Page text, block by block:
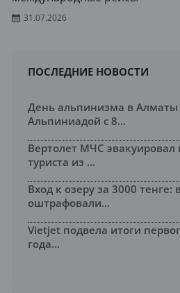
31.07.2026
ПОСЛЕДНИЕ НОВОСТИ
День альпинизма в
Альпиниадой с 8...
Вертолет МЧС эвакуировал
туриста из ...
Вход к озеру за 3000 тенге:
оштрафовали...
Vietjet подвела итоги
года...